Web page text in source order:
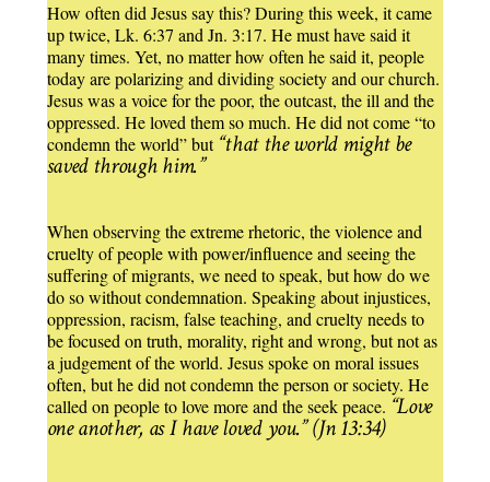
How often did Jesus say this? During this week, it came
up twice, Lk. 6:37 and Jn. 3:17. He must have said it
many times. Yet, no matter how often he said it, people
today are polarizing and dividing society and our church.
Jesus was a voice for the poor, the outcast, the ill and the
oppressed. He loved them so much. He did not come “to
condemn the world” but “that the world might be
saved through him.”
When observing the extreme rhetoric, the violence and
cruelty of people with power/influence and seeing the
suffering of migrants, we need to speak, but how do we
do so without condemnation. Speaking about injustices,
oppression, racism, false teaching, and cruelty needs to
be focused on truth, morality, right and wrong, but not as
a judgement of the world. Jesus spoke on moral issues
often, but he did not condemn the person or society. He
called on people to love more and the seek peace. “Love
one another, as I have loved you.” (Jn 13:34)